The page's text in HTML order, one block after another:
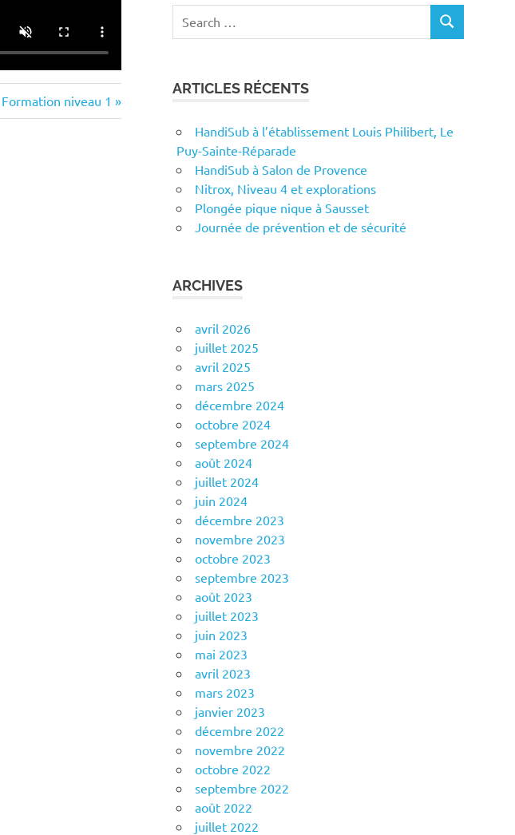
Next
Post:
Formation niveau 1
for:
SEARCH
ARTICLES RÉCENTS
HandiSub à l’établissement Louis Philibert, Le
Puy-Sainte-Réparade
HandiSub à Salon de Provence
Nitrox, Niveau 4 et explorations
Plongée pique nique à Sausset
Journée de prévention et de sécurité
ARCHIVES
avril 2026
juillet 2025
avril 2025
mars 2025
décembre 2024
octobre 2024
septembre 2024
août 2024
juillet 2024
juin 2024
décembre 2023
novembre 2023
octobre 2023
septembre 2023
août 2023
juillet 2023
juin 2023
mai 2023
avril 2023
mars 2023
janvier 2023
décembre 2022
novembre 2022
octobre 2022
septembre 2022
août 2022
juillet 2022